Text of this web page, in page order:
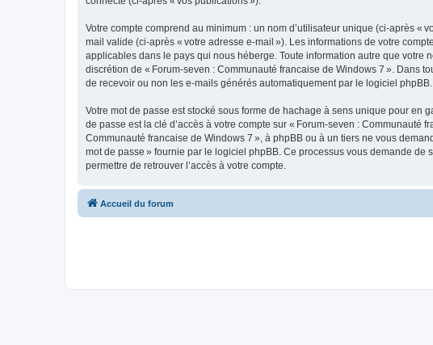
Votre compte comprend au minimum : un nom d’utilisateur unique (ci-après «
mail valide (ci-après « votre adresse e-mail »). Les informations de votre
applicables dans le pays qui nous héberge. Toute information autre que votre
discrétion de « Forum-seven : Communauté francaise de Windows 7 ». Dans
de recevoir ou non les e-mails générés automatiquement par le logiciel phpBB.
Votre mot de passe est stocké sous forme de hachage à sens unique pour en
de passe est la clé d’accès à votre compte sur « Forum-seven :
Communauté francaise de Windows 7 », à phpBB ou à un tiers ne vous
mot de passe » fournie par le logiciel phpBB. Ce processus vous demande
permettre de retrouver l’accès à votre compte.
Accueil du forum